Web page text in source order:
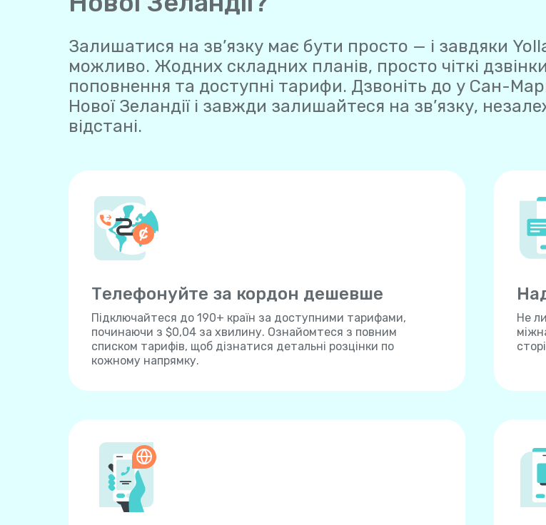
Залишатися на зв’язку має бути просто — і завдяки
можливо. Жодних складних планів, просто чіткі
поповнення та доступні тарифи. Дзвоніть до у Сан-
Нової Зеландії і завжди залишайтеся на зв’язку,
відстані.
Телефонуйте за кордон дешевше
Підключайтеся до 190+ країн за доступними тарифами,
починаючи з $0,04 за хвилину. Ознайомтеся з повним
списком тарифів, щоб дізнатися детальні розцінки по
кожному напрямку.
Не